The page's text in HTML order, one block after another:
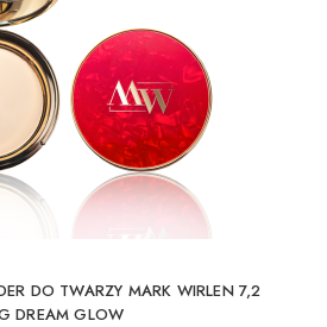
DO TWARZY MARK WIRLEN 7,2
DREAM GLOW